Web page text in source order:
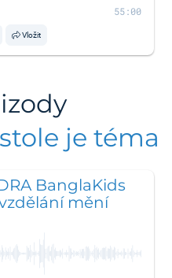
55:00
Vložit
je téma
BanglaKids
mění